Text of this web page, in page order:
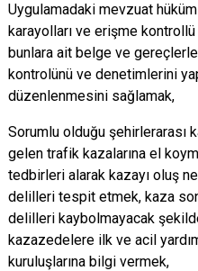
Uygulamadaki mevzuat
karayolları ve erişme
bunlara ait belge ve
kontrolünü ve denetimlerini
düzenlenmesini sağlamak,
Sorumlu olduğu şehirlerarası
gelen trafik kazalarına el
tedbirleri alarak kazayı oluş
delilleri tespit etmek, kaza
delilleri kaybolmayacak
kazazedelere ilk ve acil
kuruluşlarına bilgi vermek,